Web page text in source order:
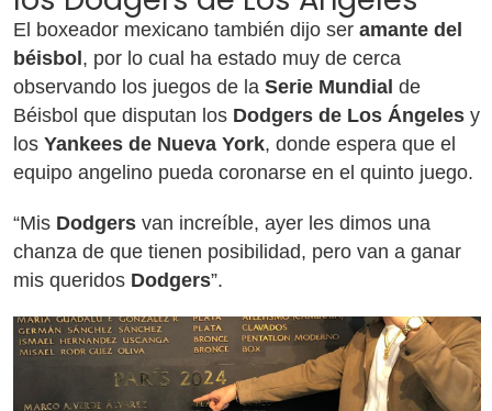
El boxeador mexicano también dijo ser amante del
béisbol , por lo cual ha estado muy de cerca
observando los juegos de la Serie Mundial de
Béisbol que disputan los Dodgers de Los Ángeles y
los Yankees de Nueva York, donde espera que el
equipo angelino pueda coronarse en el quinto juego.
“Mis Dodgers van increíble, ayer les dimos una
chanza de que tienen posibilidad, pero van a ganar
mis queridos Dodgers”.